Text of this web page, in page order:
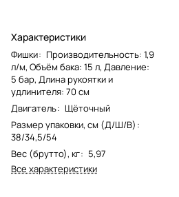
Характеристики
Фишки: Производительность: 1,9
л/м, Объём бака: 15 л, Давление:
5 бар, Длина рукоятки и
удлинителя: 70 см
Двигатель: Щёточный
Размер упаковки, см (Д/Ш/В) :
38/34,5/54
Вес (брутто), кг: 5,97
Все характеристики